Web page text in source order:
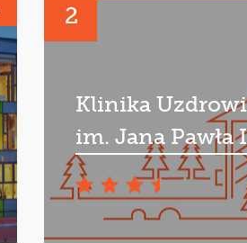
2
Klinika
im. Jana Pawła